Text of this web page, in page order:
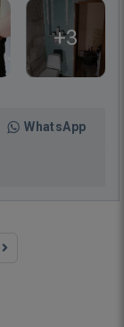
+3
WhatsApp